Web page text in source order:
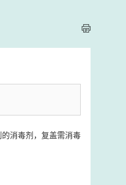
消毒剂，复盖需消毒